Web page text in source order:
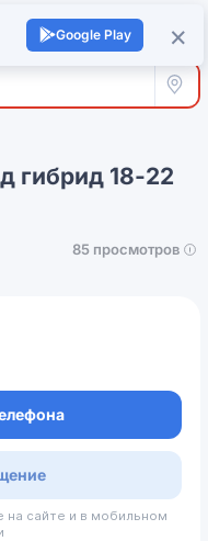
Войти +
Все
гибрид 18-22
85 просмотров
на сайте и в мобильном
×
Google Play